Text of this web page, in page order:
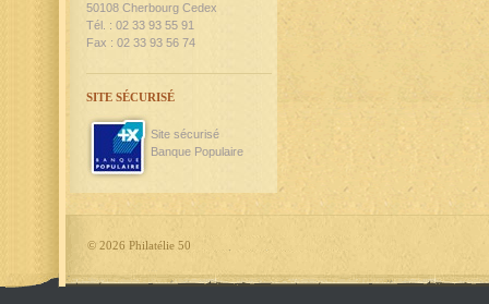
50108 Cherbourg Cedex
Tél. : 02 33 93 55 91
Fax : 02 33 93 56 74
SITE SÉCURISÉ
Site sécurisé
Banque Populaire
© 2026 Philatélie 50